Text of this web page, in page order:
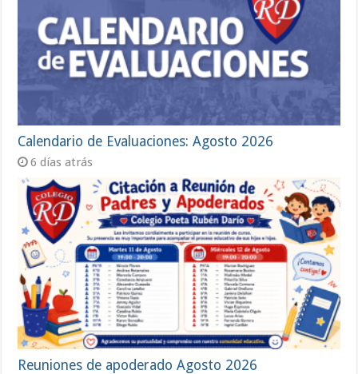
Calendario de Evaluaciones: Agosto 2026
6 días atrás
Reuniones de apoderado Agosto 2026